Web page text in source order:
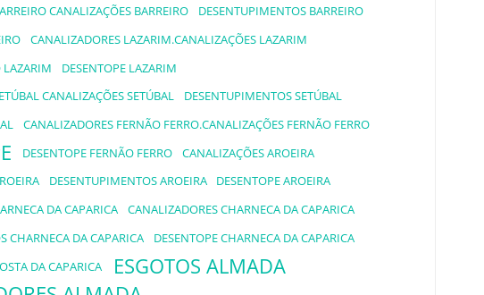
CANALIZAÇÕES BARREIRO
DESENTUPIMENTOS BARREIRO
CANALIZADORES LAZARIM.CANALIZAÇÕES LAZARIM
LAZARIM
DESENTOPE LAZARIM
CANALIZAÇÕES SETÚBAL
DESENTUPIMENTOS SETÚBAL
CANALIZADORES FERNÃO FERRO.CANALIZAÇÕES FERNÃO FERRO
DESENTOPE FERNÃO FERRO
CANALIZAÇÕES AROEIRA
DESENTUPIMENTOS AROEIRA
DESENTOPE AROEIRA
DA CAPARICA
CANALIZADORES CHARNECA DA CAPARICA
CHARNECA DA CAPARICA
DESENTOPE CHARNECA DA CAPARICA
DA CAPARICA
ESGOTOS ALMADA